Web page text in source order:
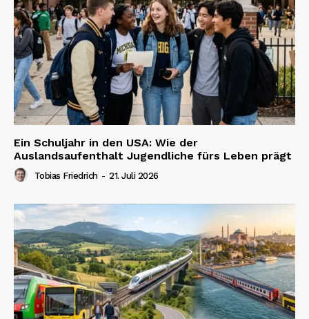
Ein Schuljahr in den USA: Wie der
Auslandsaufenthalt Jugendliche fürs Leben prägt
Tobias Friedrich - 21. Juli 2026